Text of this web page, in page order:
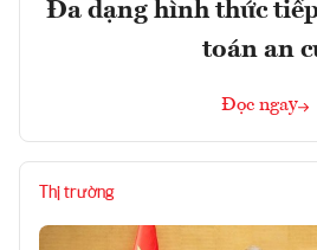
Đa dạng hình thức
toán an
Đọc ngay
Thị trường